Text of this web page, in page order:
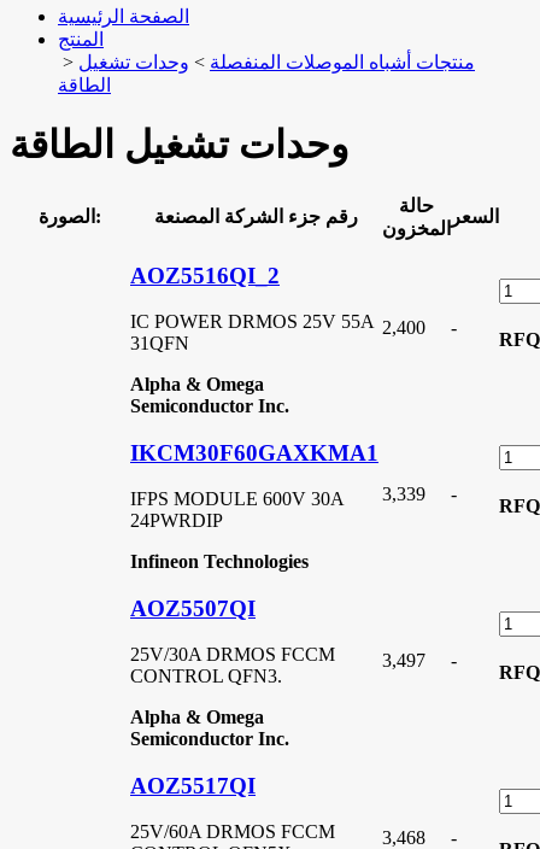
الصفحة الرئيسية
المنتج
>
منتجات أشباه الموصلات المنفصلة > وحدات تشغيل
الطاقة
وحدات تشغيل الطاقة
الصورة: رقم جزء الشركة المصنعة
حالة
المخزون
السعر
AOZ5516QI_2
IC POWER DRMOS 25V 55A
31QFN
Alpha & Omega
Semiconductor Inc.
2,400 -
RFQ
IKCM30F60GAXKMA1
IFPS MODULE 600V 30A
24PWRDIP
Infineon Technologies
3,339 -
RFQ
AOZ5507QI
25V/30A DRMOS FCCM
CONTROL QFN3.
Alpha & Omega
Semiconductor Inc.
3,497 -
RFQ
AOZ5517QI
25V/60A DRMOS FCCM
3,468 -